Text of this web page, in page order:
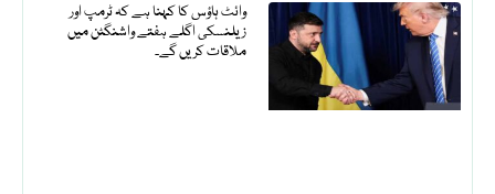
وائٹ ہاؤس کا کہنا ہے کہ ٹرمپ اور
زیلنسکی اگلے ہفتے واشنگٹن میں
ملاقات کریں گے۔